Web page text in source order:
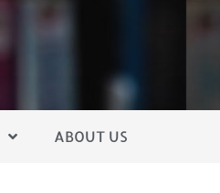
ABOUT US